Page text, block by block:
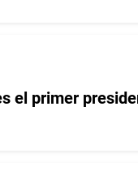
el primer